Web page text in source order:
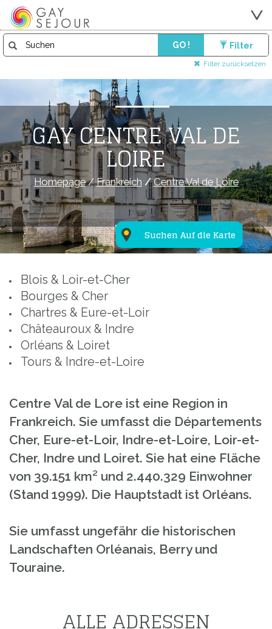
GO ! Filter
Filter zurücksetzen
Suchen Auf die Karte
GAY CENTRE VAL DE
LOIRE
Homepage/Frankreich /Centre Val de Loire
Blois & Loir-et-Cher
Bourges & Cher
Chartres & Eure-et-Loir
Châteauroux & Indre
Orléans & Loiret
Tours & Indre-et-Loire
Centre Val de Lore ist eine Region in
Frankreich. Sie umfasst die Départements
Cher, Eure-et-Loir, Indre-et-Loire, Loir-et-
Cher, Indre und Loiret. Sie hat eine Fläche
von 39.151 km² und 2.440.329 Einwohner
(Stand 1999). Die Hauptstadt ist Orléans.
Sie umfasst ungefähr die historischen
Landschaften Orléanais, Berry und
Touraine.
ALLE ADRESSEN